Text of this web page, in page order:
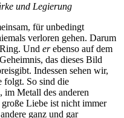
und Legierung
für unbedingt
verloren gehen. Darum
Und erebenso auf dem
das dieses Bild
Indessen sehen wir,
folgt. So sind die
im Metall des anderen
große Liebe ist nicht immer
ganz und gar